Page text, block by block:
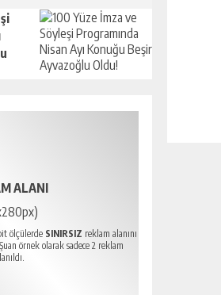
ALANI
ölçülerde SINIRSIZ reklam alanını
örnek olarak sadece 2 reklam